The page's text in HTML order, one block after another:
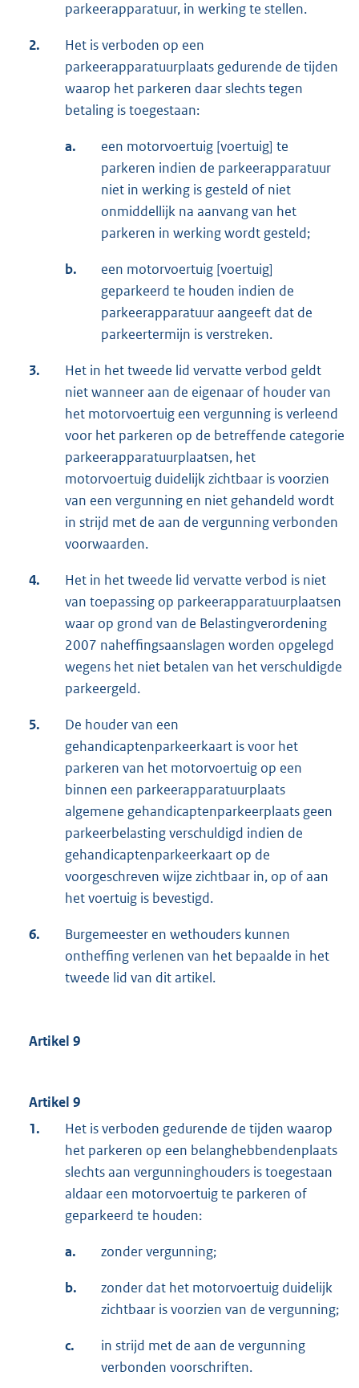
parkeerapparatuur, in werking te stellen.
2.
Het is verboden op een
parkeerapparatuurplaats gedurende de tijden
waarop het parkeren daar slechts tegen
betaling is toegestaan:
a.
een motorvoertuig [voertuig] te
parkeren indien de parkeerapparatuur
niet in werking is gesteld of niet
onmiddellijk na aanvang van het
parkeren in werking wordt gesteld;
b.
een motorvoertuig [voertuig]
geparkeerd te houden indien de
parkeerapparatuur aangeeft dat de
parkeertermijn is verstreken.
3.
Het in het tweede lid vervatte verbod geldt
niet wanneer aan de eigenaar of houder van
het motorvoertuig een vergunning is verleend
voor het parkeren op de betreffende categorie
parkeerapparatuurplaatsen, het
motorvoertuig duidelijk zichtbaar is voorzien
van een vergunning en niet gehandeld wordt
in strijd met de aan de vergunning verbonden
voorwaarden.
4.
Het in het tweede lid vervatte verbod is niet
van toepassing op parkeerapparatuurplaatsen
waar op grond van de Belastingverordening
2007 naheffingsaanslagen worden opgelegd
wegens het niet betalen van het verschuldigde
parkeergeld.
5.
De houder van een
gehandicaptenparkeerkaart is voor het
parkeren van het motorvoertuig op een
binnen een parkeerapparatuurplaats
algemene gehandicaptenparkeerplaats geen
parkeerbelasting verschuldigd indien de
gehandicaptenparkeerkaart op de
voorgeschreven wijze zichtbaar in, op of aan
het voertuig is bevestigd.
6.
Burgemeester en wethouders kunnen
ontheffing verlenen van het bepaalde in het
tweede lid van dit artikel.
Artikel 9
Artikel 9
1.
Het is verboden gedurende de tijden waarop
het parkeren op een belanghebbendenplaats
slechts aan vergunninghouders is toegestaan
aldaar een motorvoertuig te parkeren of
geparkeerd te houden:
a. zonder vergunning;
b.
zonder dat het motorvoertuig duidelijk
zichtbaar is voorzien van de vergunning;
c.
in strijd met de aan de vergunning
verbonden voorschriften.